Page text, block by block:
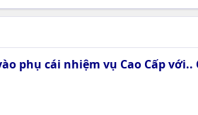
phụ cái nhiệm vụ Cao Cấp